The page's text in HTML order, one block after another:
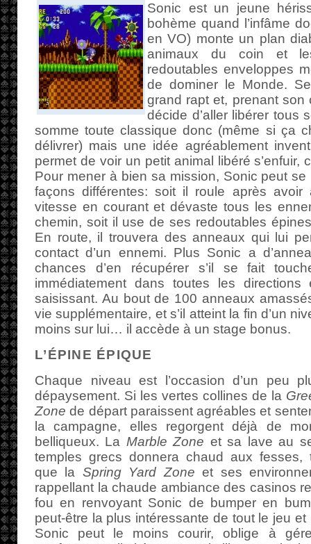
Sonic est un jeune
bohème quand l’infâme
en VO) monte un plan
animaux du coin et
redoutables enveloppes
de dominer le Monde.
grand rapt et, prenant
décide d’aller libérer tous
somme toute classique donc (même si ça
délivrer) mais une idée agréablement
permet de voir un petit animal libéré s’enfuir,
Pour mener à bien sa mission, Sonic peut
façons différentes: soit il roule après avoir
vitesse en courant et dévaste tous les
chemin, soit il use de ses redoutables
En route, il trouvera des anneaux qui lui
contact d’un ennemi. Plus Sonic a
chances d’en récupérer s’il se fait
immédiatement dans toutes les
saisissant. Au bout de 100 anneaux
vie supplémentaire, et s’il atteint la fin d’un
moins sur lui… il accède à un stage bonus.
L’ÉPINE ÉPIQUE
Chaque niveau est l’occasion d’un peu
dépaysement. Si les vertes collines de la
Zone de départ paraissent agréables et
la campagne, elles regorgent déjà de
belliqueux. La Marble Zone et sa lave au
temples grecs donnera chaud aux fesses,
que la Spring Yard Zone et ses
rappellant la chaude ambiance des casinos
fou en renvoyant Sonic de bumper en
peut-être la plus intéressante de tout le jeu
Sonic peut le moins courir, oblige à